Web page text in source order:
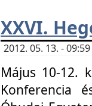
XXVI.
2012. 05. 13. -
Május 10-12.
Konferencia